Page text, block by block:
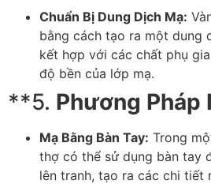
Chuẩn Bị Dung Dịch Mạ:
bằng cách tạo ra một dung
kết hợp với các chất phụ
độ bền của lớp mạ.
**5. Phương Pháp
Mạ Bằng Bàn Tay: Trong
thợ có thể sử dụng bàn tay
lên tranh, tạo ra các chi tiết